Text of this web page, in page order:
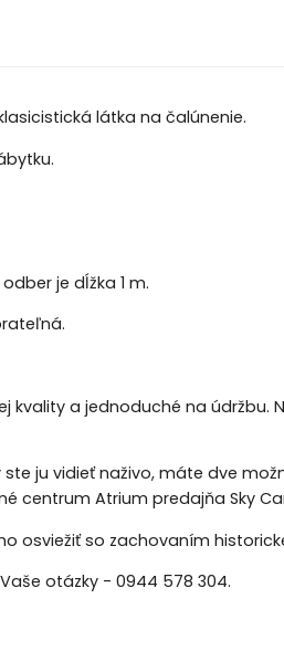
látka na čalúnenie.
je dĺžka 1 m.
kvality a jednoduché na údržbu.
ju vidieť naživo, máte dve
centrum Atrium predajňa Sky
osviežiť so zachovaním
otázky - 0944 578 304.